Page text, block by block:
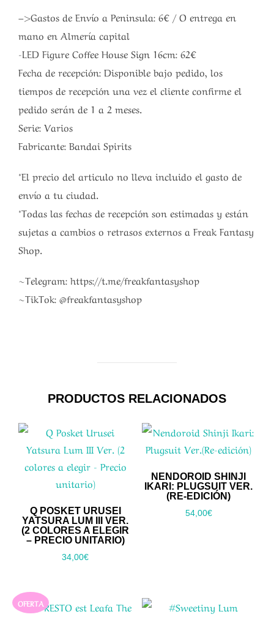
–>Gastos de Envío a Peninsula: 6€ / O entrega en
mano en Almería capital
-LED Figure Coffee House Sign 16cm: 62€
Fecha de recepción: Disponible bajo pedido, los
tiempos de recepción una vez el cliente confirme el
pedido serán de 1 a 2 meses.
Serie: Varios
Fabricante: Bandai Spirits
*El precio del articulo no lleva incluido el gasto de
envío a tu ciudad.
*Todas las fechas de recepción son estimadas y están
sujetas a cambios o retrasos externos a Freak Fantasy
Shop.
~Telegram: https://t.me/freakfantasyshop
~TikTok: @freakfantasyshop
PRODUCTOS RELACIONADOS
Q POSKET URUSEI
YATSURA LUM III VER.
(2 COLORES A ELEGIR
– PRECIO UNITARIO)
34,00€
NENDOROID SHINJI
IKARI: PLUGSUIT VER.
(RE-EDICIÓN)
54,00€
OFERTA